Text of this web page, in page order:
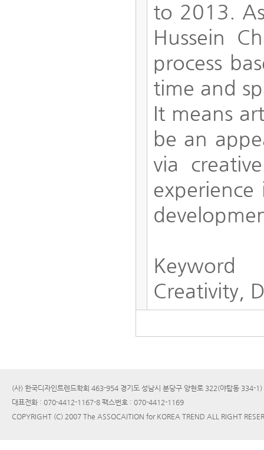
to 2013.
Hussein
process
time and
It means
be an
via
Keyword
Creativity,
(사) 한국디자인트렌드학회 463-954 경기도 성남시 분당구 양현로 322(야탑동 334-
대표전화 : 070-4412-1167-8 팩스번호 : 070-4412-1169
COPYRIGHT (C) 2007 The ASSOCAITION for KOREA TREND ALL RIGHT